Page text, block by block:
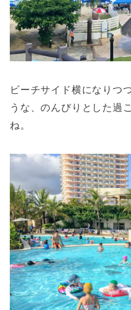
ビーチサイド横になりつ
うな、のんびりとした過
ね。